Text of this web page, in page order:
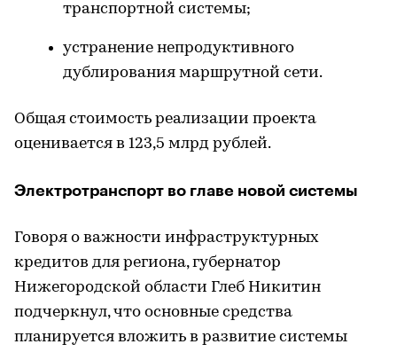
транспортной системы;
устранение непродуктивного
дублирования маршрутной сети.
Общая стоимость реализации проекта
оценивается в 123,5 млрд рублей.
Электротранспорт во главе новой системы
Говоря о важности инфраструктурных
кредитов для региона, губернатор
Нижегородской области Глеб Никитин
подчеркнул, что основные средства
планируется вложить в развитие системы